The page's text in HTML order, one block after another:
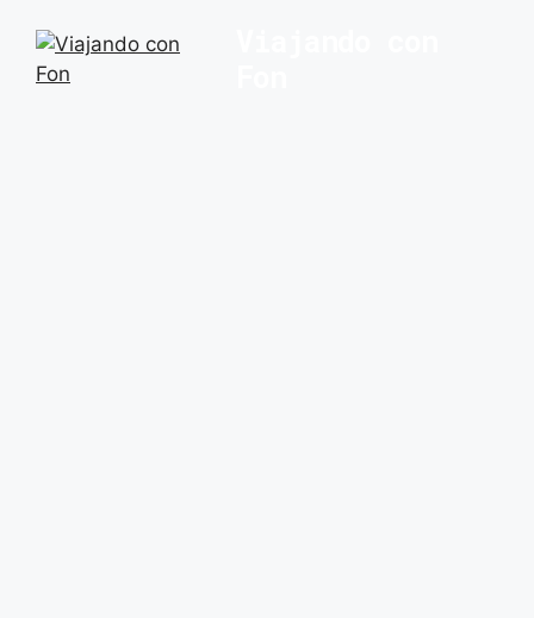
contenido